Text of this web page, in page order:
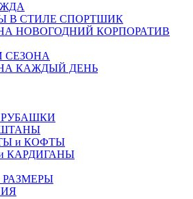
В СТИЛЕ СПОРТШИК
НОВОГОДНИЙ КОРПОРАТИВ
СЕЗОНА
КАЖДЫЙ ДЕНЬ
РУБАШКИ
и КОФТЫ
КАРДИГАНЫ